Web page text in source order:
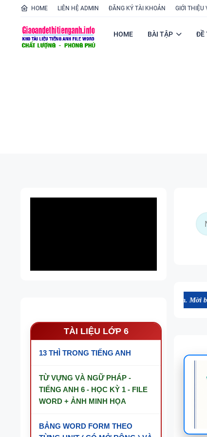
HOME LIÊN HỆ ADMIN ĐĂNG KÝ TÀI KHOẢN GIỚI THIỆU
HOME BÀI TẬP ĐỀ
TÀI LIỆU LỚP 6
13 THÌ TRONG TIẾNG ANH
TỪ VỰNG VÀ NGỮ PHÁP -
TIẾNG ANH 6 - HỌC KỲ 1 - FILE
WORD + ẢNH MINH HỌA
BẢNG WORD FORM THEO
cao, thuận tiện cho dạy và học tiếng Anh. Mời bạn tham khảo,